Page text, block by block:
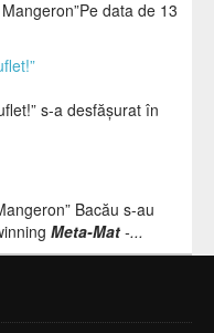
data de 13
s-a desfășurat în
Bacău s-au
Meta-Mat -...